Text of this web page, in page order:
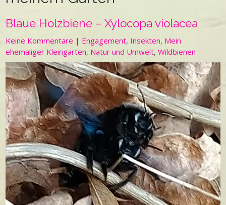
Blaue Holzbiene – Xylocopa violacea
Keine Kommentare | Engagement, Insekten, Mein
ehemaliger Kleingarten, Natur und Umwelt,Wildbienen